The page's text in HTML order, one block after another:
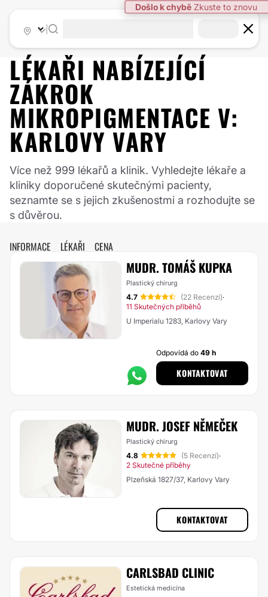
Došlo k chybě Zkuste to znovu
LÉKAŘI NABÍZEJÍCÍ
ZÁKROK
MIKROPIGMENTACE V:
KARLOVY VARY
Více než 999 lékařů a klinik. Vyhledejte lékaře a
kliniky doporučené skutečnými pacienty,
seznamte se s jejich zkušenostmi a rozhodujte se
s důvěrou.
INFORMACE LÉKAŘI CENA
MUDR. TOMÁŠ KUPKA
Plastický chirurg
4.7 (22 Recenzí)·
11 Skutečných příběhů
U Imperialu 1283, Karlovy Vary
Odpovídá do49 h
KONTAKTOVAT
MUDR. JOSEF NĚMEČEK
Plastický chirurg
4.8 (5 Recenzí)·
2 Skutečné příběhy
Plzeňská 1827/37, Karlovy Vary
KONTAKTOVAT
CARLSBAD CLINIC
Estetická medicína